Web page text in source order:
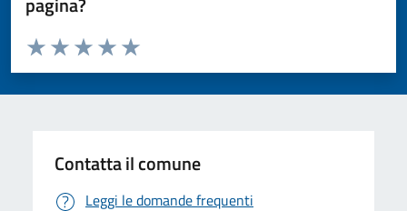
Valuta da 1 a 5 stelle la pagina
Valuta 5 stelle su 5
Valuta 4 stelle su 5
Valuta 3 stelle su 5
Valuta 2 stelle su 5
Valuta 1 stelle su 5
Contatta il comune
Leggi le domande frequenti